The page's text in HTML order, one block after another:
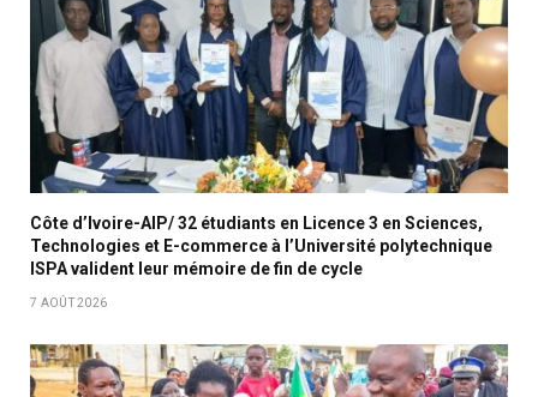
Côte d’Ivoire-AIP/ 32 étudiants en Licence 3 en Sciences,
Technologies et E-commerce à l’Université polytechnique
ISPA valident leur mémoire de fin de cycle
7 AOÛT 2026